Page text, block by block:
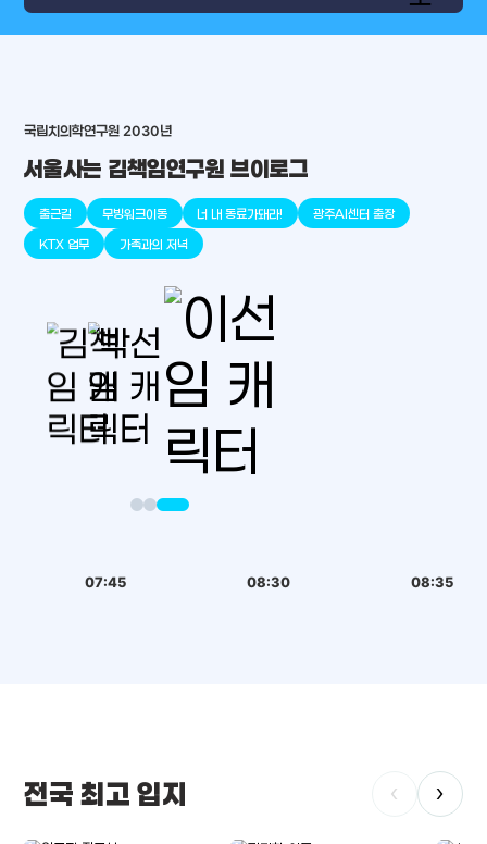
arrow_selector_tool
경기도
충청남도 대전광역시
place
천안
place
세종
place
판교
place
오송
place
대덕
place
원주
국립치의학연구원 2030년
서울사는 김책임연구원 브이로그
출근길 무빙워크이동 너 내 동료가돼라! 광주AI센터 출장
KTX 업무 가족과의 저녁
07:45 08:30 08:35
전국 최고 입지 ‹ ›